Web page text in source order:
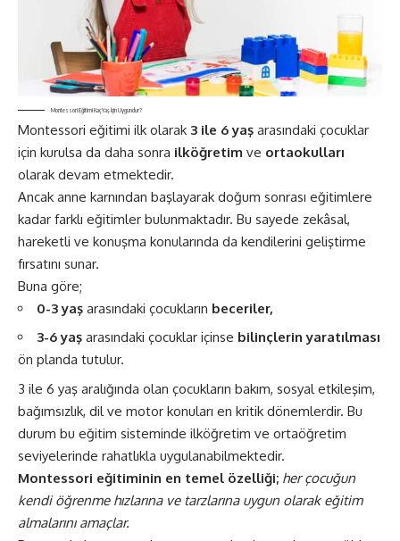
Montessori Eğitimi Kaç Yaş İçin Uygundur?
Montessori eğitimi ilk olarak 3 ile 6 yaş arasındaki çocuklar
için kurulsa da daha sonra ilköğretim ve ortaokulları
olarak devam etmektedir.
Ancak anne karnından başlayarak doğum sonrası eğitimlere
kadar farklı eğitimler bulunmaktadır. Bu sayede zekâsal,
hareketli ve konuşma konularında da kendilerini geliştirme
fırsatını sunar.
Buna göre;
0-3 yaş arasındaki çocukların beceriler,
3-6 yaş arasındaki çocuklar içinse bilinçlerin yaratılması
ön planda tutulur.
3 ile 6 yaş aralığında olan çocukların bakım, sosyal etkileşim,
bağımsızlık, dil ve motor konuları en kritik dönemlerdir. Bu
durum bu eğitim sisteminde ilköğretim ve ortaöğretim
seviyelerinde rahatlıkla uygulanabilmektedir.
Montessori eğitiminin en temel özelliği; her çocuğun
kendi öğrenme hızlarına ve tarzlarına uygun olarak eğitim
almalarını amaçlar.